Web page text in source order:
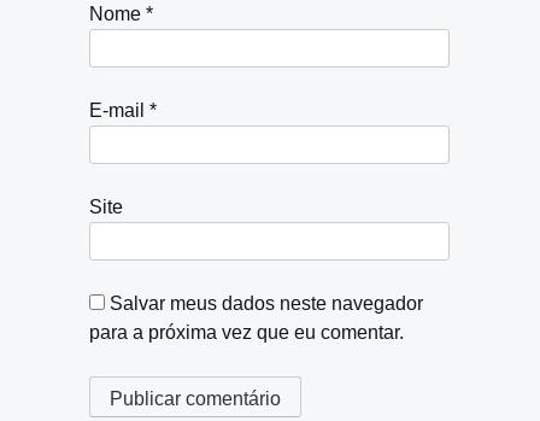
Nome *
E-mail *
Site
Salvar meus dados neste navegador
para a próxima vez que eu comentar.